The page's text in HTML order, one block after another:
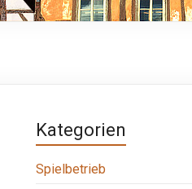
Kategorien
Spielbetrieb